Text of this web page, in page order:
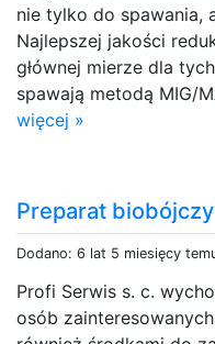
nie tylko do spawania,
Najlepszej jakości
głównej mierze dla
spawają metodą MIG/
więcej »
Preparat biobójczy
Dodano: 6 lat 5 miesięcy
Profi Serwis s. c.
osób